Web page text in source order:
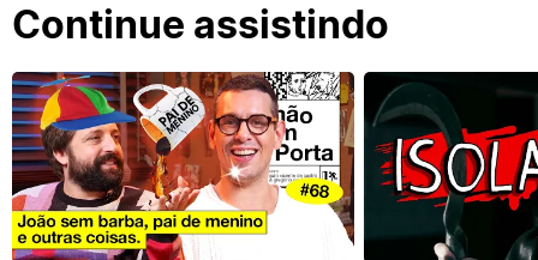
Continue assistindo